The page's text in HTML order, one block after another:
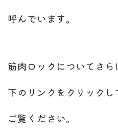
呼んでいます。
筋肉ロックについてさら
下のリンクをクリックし
ご覧ください。